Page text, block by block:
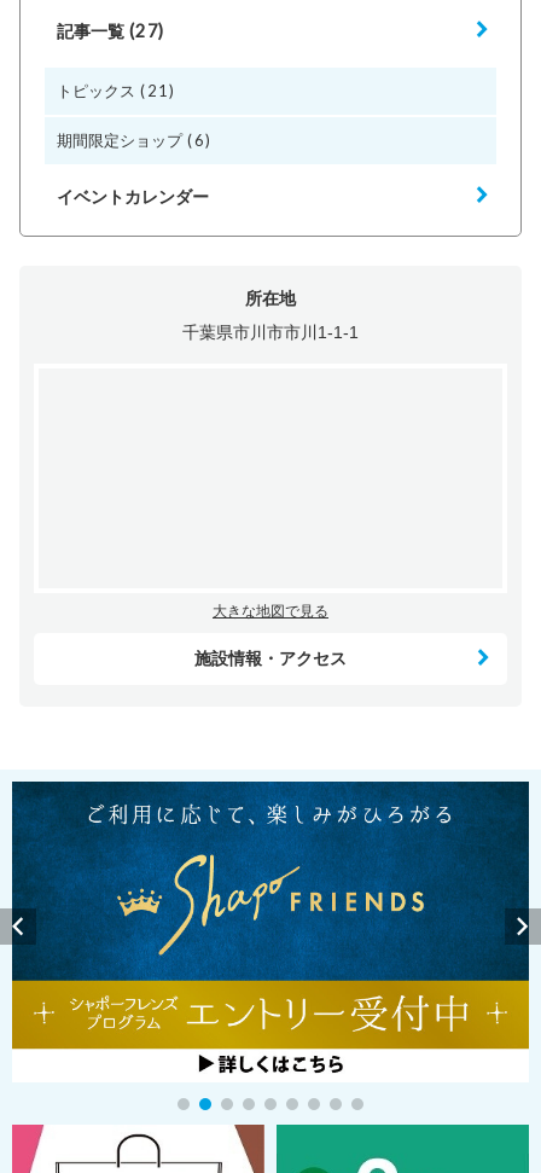
記事一覧 (27)
トピックス (21)
期間限定ショップ(6)
イベントカレンダー
所在地
千葉県市川市市川1-1-1
大きな地図で見る
施設情報・アクセス